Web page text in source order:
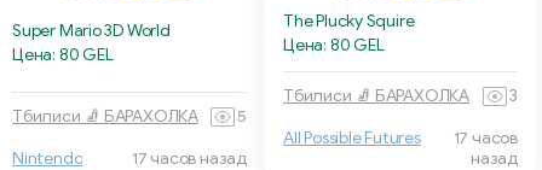
Super Mario 3D World
Цена: 80 GEL
Тбилиси 🧦 БАРАХОЛКА 5
Nintendo 17 часов назад
The Plucky Squire
Цена: 80 GEL
Тбилиси 🧦 БАРАХОЛКА 3
All Possible Futures
17 часов
назад